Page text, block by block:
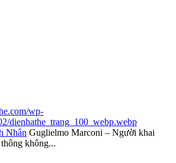
Nhân Guglielmo Marconi – Người khai
không...